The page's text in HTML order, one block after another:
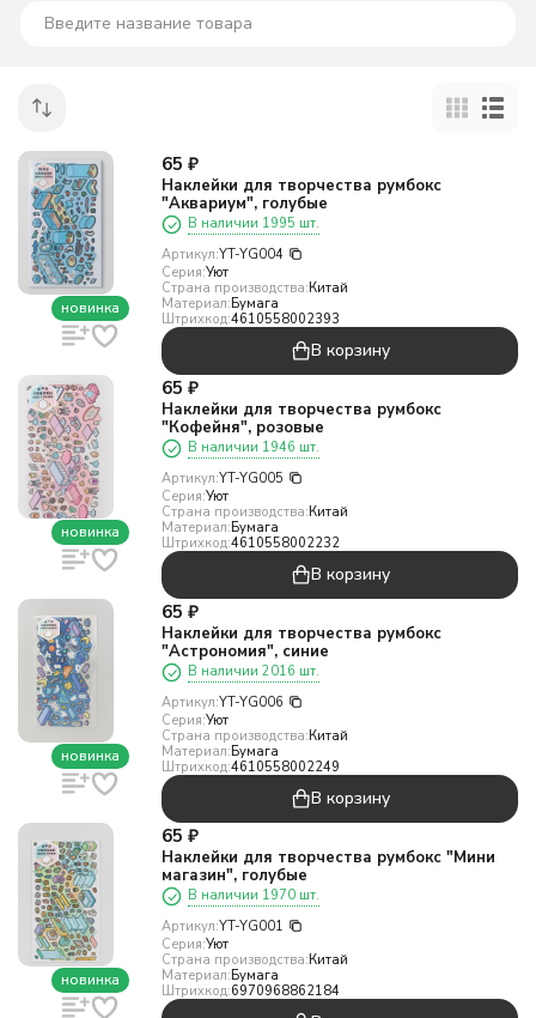
новинка
65 ₽
Наклейки для творчества румбокс
"Аквариум", голубые
В наличии 1995 шт.
Артикул:YT-YG004
Серия:Уют
Страна производства:Китай
Материал:Бумага
Штрихкод:4610558002393
В корзину
новинка
65 ₽
Наклейки для творчества румбокс
"Кофейня", розовые
В наличии 1946 шт.
Артикул:YT-YG005
Серия:Уют
Страна производства:Китай
Материал:Бумага
Штрихкод:4610558002232
В корзину
новинка
65 ₽
Наклейки для творчества румбокс
"Астрономия", синие
В наличии 2016 шт.
Артикул:YT-YG006
Серия:Уют
Страна производства:Китай
Материал:Бумага
Штрихкод:4610558002249
В корзину
новинка
65 ₽
Наклейки для творчества румбокс "Мини
магазин", голубые
В наличии 1970 шт.
Артикул:YT-YG001
Серия:Уют
Страна производства:Китай
Материал:Бумага
Штрихкод:6970968862184